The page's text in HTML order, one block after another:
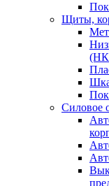
Щиты,
Силовое